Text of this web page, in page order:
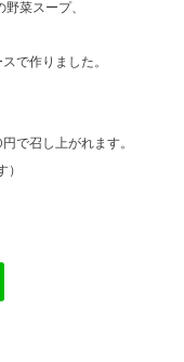
菜スープ、
で作りました。
で召し上がれます。